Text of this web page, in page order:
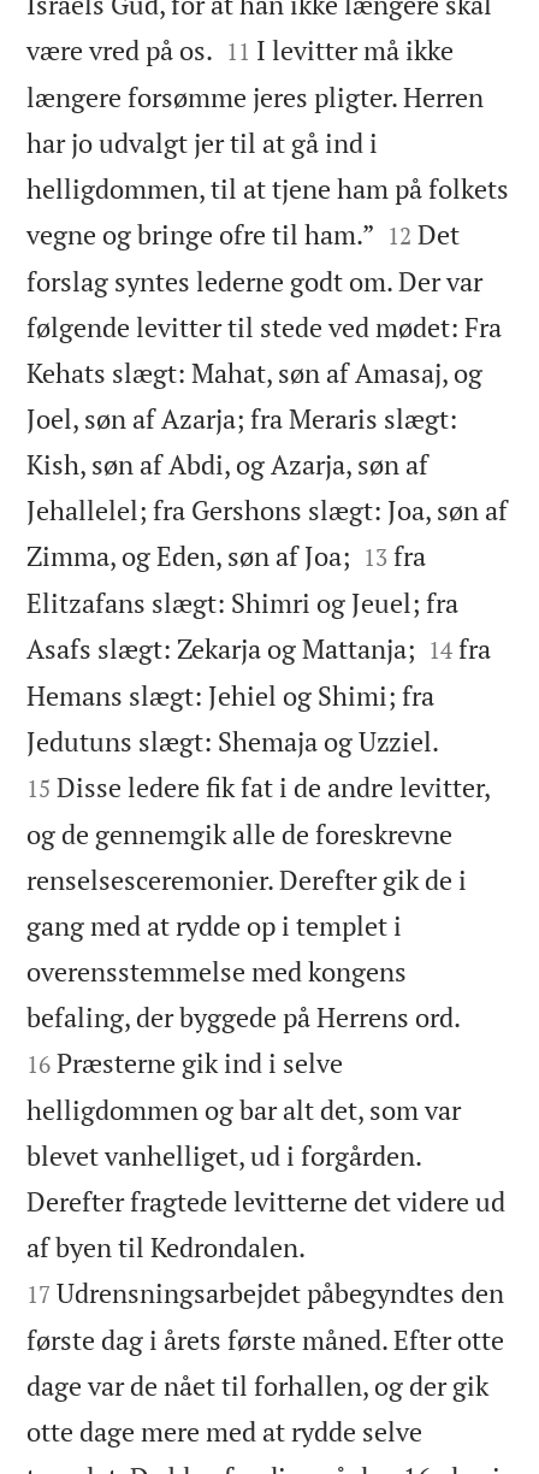
være vred på os. 

11 I levitter må ikke
længere forsømme jeres pligter. Herren
har jo udvalgt jer til at gå ind i
helligdommen, til at tjene ham på folkets
vegne og bringe ofre til ham.” 

12 Det
forslag syntes lederne godt om. Der var
følgende levitter til stede ved mødet: Fra
Kehats slægt: Mahat, søn af Amasaj, og
Joel, søn af Azarja; fra Meraris slægt:
Kish, søn af Abdi, og Azarja, søn af
Jehallelel; fra Gershons slægt: Joa, søn af
Zimma, og Eden, søn af Joa; 

13 fra
Elitzafans slægt: Shimri og Jeuel; fra
Asafs slægt: Zekarja og Mattanja; 

14 fra
Hemans slægt: Jehiel og Shimi; fra
Jedutuns slægt: Shemaja og Uzziel.
15 Disse ledere fik fat i de andre levitter,
og de gennemgik alle de foreskrevne
renselsesceremonier. Derefter gik de i
gang med at rydde op i templet i
overensstemmelse med kongens
befaling, der byggede på Herrens ord.
16 Præsterne gik ind i selve
helligdommen og bar alt det, som var
blevet vanhelliget, ud i forgården.
Derefter fragtede levitterne det videre ud
af byen til Kedrondalen.
17 Udrensningsarbejdet påbegyndtes den
første dag i årets første måned. Efter otte
dage var de nået til forhallen, og der gik
otte dage mere med at rydde selve